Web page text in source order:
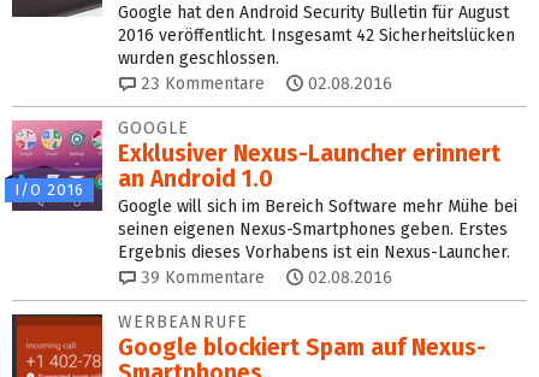
Google hat den Android Security Bulletin für August
2016 veröffentlicht. Insgesamt 42 Sicherheitslücken
wurden geschlossen.
23 Kommentare 02.08.2016
I/O 2016
GOOGLE
Exklusiver Nexus-Launcher erinnert
an Android 1.0
Google will sich im Bereich Software mehr Mühe bei
seinen eigenen Nexus-Smartphones geben. Erstes
Ergebnis dieses Vorhabens ist ein Nexus-Launcher.
39 Kommentare 02.08.2016
WERBEANRUFE
Google blockiert Spam auf Nexus-